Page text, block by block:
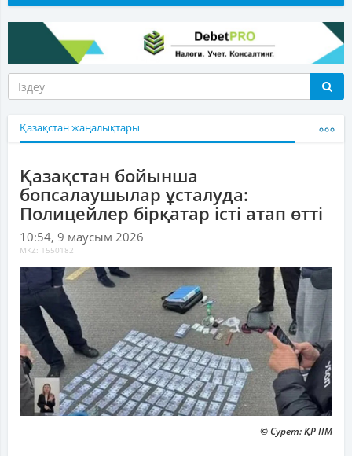
Қазақстан жаңалықтары
Қазақстан бойынша
бопсалаушылар ұсталуда:
Полицейлер бірқатар істі атап өтті
10:54, 9 маусым 2026
MKZ: 1550182
© Сурет: ҚР ІІМ